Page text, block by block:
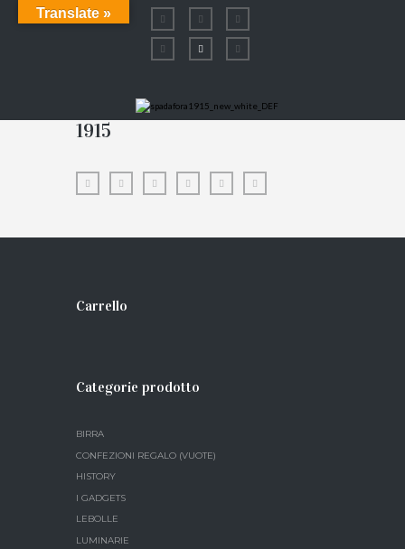
1915
Carrello
Categorie prodotto
BIRRA
CONFEZIONI REGALO (VUOTE)
HISTORY
I GADGETS
LEBOLLE
LUMINARIE
Translate »